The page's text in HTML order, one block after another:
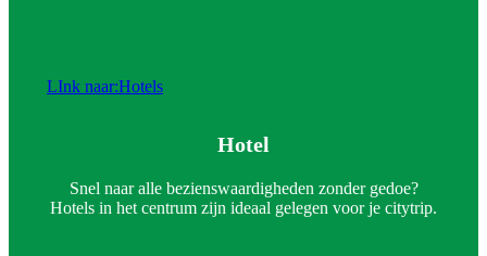
LInk naar:Hotels
Hotel
Snel naar alle bezienswaardigheden zonder gedoe?
Hotels in het centrum zijn ideaal gelegen voor je citytrip.